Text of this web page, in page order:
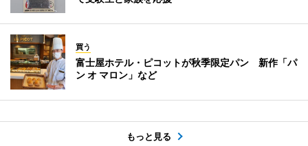
買う
富士屋ホテル・ピコットが秋季限定パン 新作「パ
ン オ マロン」など
もっと見る